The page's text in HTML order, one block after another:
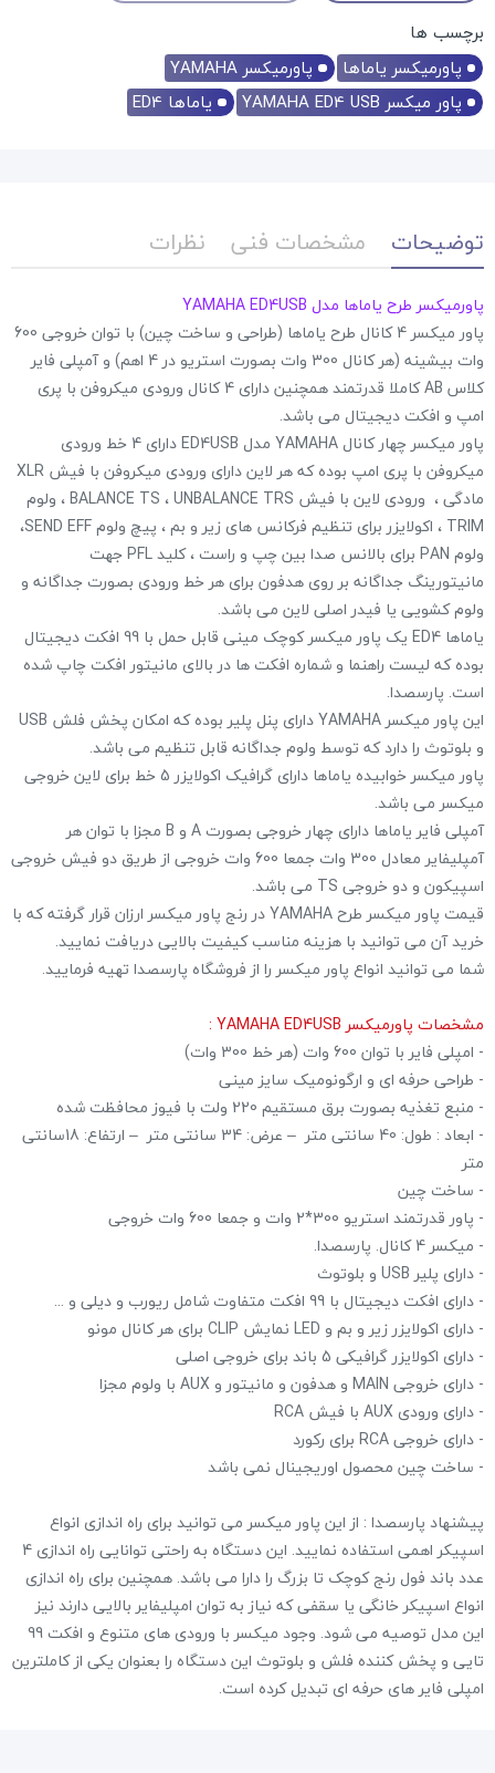
برچسب ها
پاورمیکسر یاماها
پاورمیکسر YAMAHA
پاور میکسر YAMAHA ED4 USB
یاماها ED4
توضیحات مشخصات فنی نظرات
پاورمیکسر طرح یاماها مدل YAMAHA ED4USB
پاور میکسر 4 کانال طرح یاماها (طراحی و ساخت چین) با توان خروجی 600
وات بیشینه (هر کانال 300 وات بصورت استریو در 4 اهم) و آمپلی فایر
کلاس AB کاملا قدرتمند همچنین دارای 4 کانال ورودی میکروفن با پری
امپ و افکت دیجیتال می باشد.
پاور میکسر چهار کانال YAMAHA مدل ED4USB دارای 4 خط ورودی
میکروفن با پری امپ بوده که هر لاین دارای ورودی میکروفن با فیش XLR
مادگی ، ورودی لاین با فیش BALANCE TS ، UNBALANCE TRS ، ولوم
TRIM ، اکولایزر برای تنظیم فرکانس های زیر و بم ، پیچ ولوم SEND EFF،
ولوم PAN برای بالانس صدا بین چپ و راست ، کلید PFL جهت
مانیتورینگ جداگانه بر روی هدفون برای هر خط ورودی بصورت جداگانه و
ولوم کشویی یا فیدر اصلی لاین می باشد.
یاماها ED4 یک پاور میکسر کوچک مینی قابل حمل با 99 افکت دیجیتال
بوده که لیست راهنما و شماره افکت ها در بالای مانیتور افکت چاپ شده
است. پارسصدا.
این پاور میکسر YAMAHA دارای پنل پلیر بوده که امکان پخش فلش USB
و بلوتوث را دارد که توسط ولوم جداگانه قابل تنظیم می باشد.
پاور میکسر خوابیده یاماها دارای گرافیک اکولایزر 5 خط برای لاین خروجی
میکسر می باشد.
آمپلی فایر یاماها دارای چهار خروجی بصورت A و B مجزا با توان هر
آمپلیفایر معادل 300 وات جمعا 600 وات خروجی از طریق دو فیش خروجی
اسپیکون و دو خروجی TS می باشد.
قیمت پاور میکسر طرح YAMAHA در رنج پاور میکسر ارزان قرار گرفته که با
خرید آن می توانید با هزینه مناسب کیفیت بالایی دریافت نمایید.
شما می توانید انواع پاور میکسر را از فروشگاه پارسصدا تهیه فرمایید.
مشخصات پاورمیکسر YAMAHA ED4USB :
- امپلی فایر با توان 600 وات (هر خط 300 وات)
- طراحی حرفه ای و ارگونومیک سایز مینی
- منبع تغذیه بصورت برق مستقیم 220 ولت با فیوز محافظت شده
- ابعاد : طول: 40 سانتی متر – عرض: 34 سانتی متر – ارتفاع: 18سانتی
متر
- ساخت چین
- پاور قدرتمند استریو 300*2 وات و جمعا 600 وات خروجی
- میکسر 4 کانال. پارسصدا.
- دارای پلیر USB و بلوتوث
- دارای افکت دیجیتال با 99 افکت متفاوت شامل ریورب و دیلی و ...
- دارای اکولایزر زیر و بم و LED نمایش CLIP برای هر کانال مونو
- دارای اکولایزر گرافیکی 5 باند برای خروجی اصلی
- دارای خروجی MAIN و هدفون و مانیتور و AUX با ولوم مجزا
- دارای ورودی AUX با فیش RCA
- دارای خروجی RCA برای رکورد
- ساخت چین محصول اوریجینال نمی باشد
پیشنهاد پارسصدا : از این پاور میکسر می توانید برای راه اندازی انواع
اسپیکر اهمی استفاده نمایید. این دستگاه به راحتی توانایی راه اندازی 4
عدد باند فول رنج کوچک تا بزرگ را دارا می باشد. همچنین برای راه اندازی
انواع اسپیکر خانگی یا سقفی که نیاز به توان امپلیفایر بالایی دارند نیز
این مدل توصیه می شود. وجود میکسر با ورودی های متنوع و افکت 99
تایی و پخش کننده فلش و بلوتوث این دستگاه را بعنوان یکی از کاملترین
امپلی فایر های حرفه ای تبدیل کرده است.